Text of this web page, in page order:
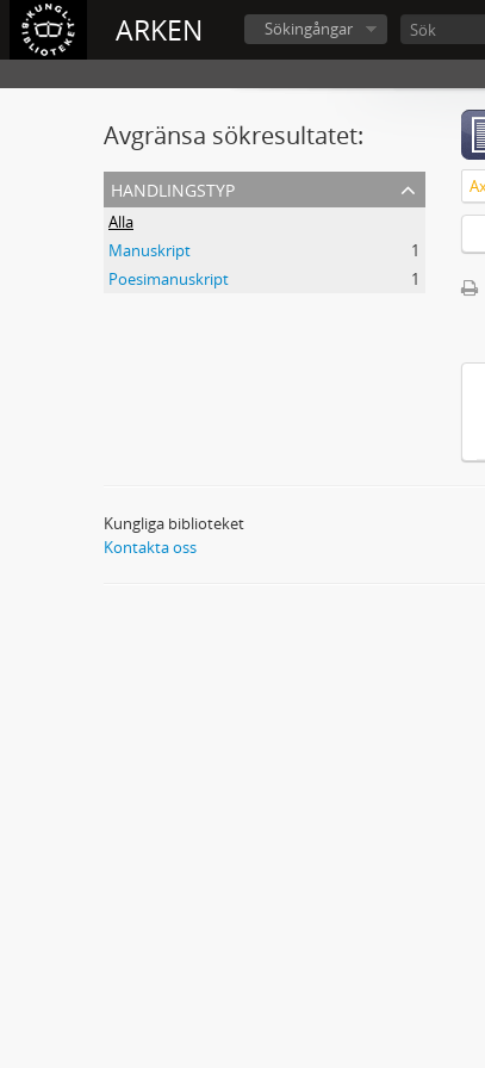
ARKEN Sökingångar
Avgränsa sökresultatet:
handlingstyp
Alla
Manuskript
1
Poesimanuskript
1
Kungliga biblioteket
Kontakta oss